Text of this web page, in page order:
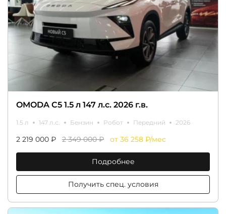
OMODA C5 1.5 л 147 л.с. 2026 г.в.
1.5 л 147 л.с. Бензин Робот Передний 2026
2 219 000 ₽ 2 349 000 ₽ от 36 258 ₽/мес
Подробнее
Получить спец. условия